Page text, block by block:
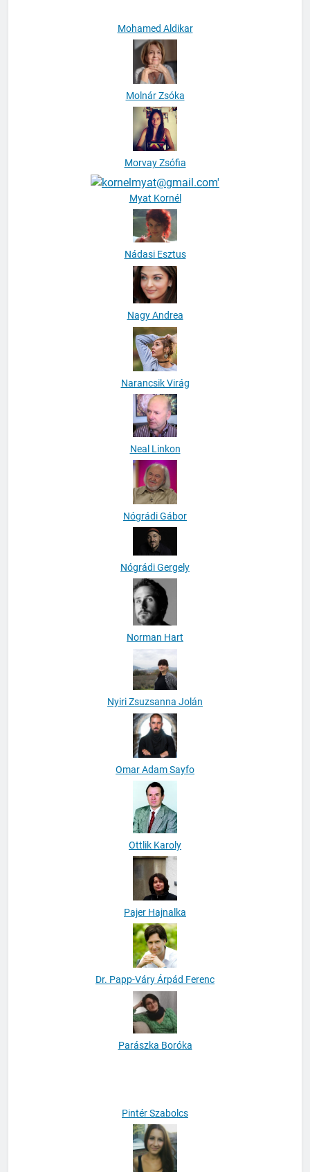
Mohamed Aldikar
Molnár Zsóka
Morvay Zsófia
Myat Kornél
Nádasi Esztus
Nagy Andrea
Narancsik Virág
Neal Linkon
Nógrádi Gábor
Nógrádi Gergely
Norman Hart
Nyiri Zsuzsanna Jolán
Omar Adam Sayfo
Ottlik Karoly
Pajer Hajnalka
Dr. Papp-Váry Árpád Ferenc
Pintér Szabolcs